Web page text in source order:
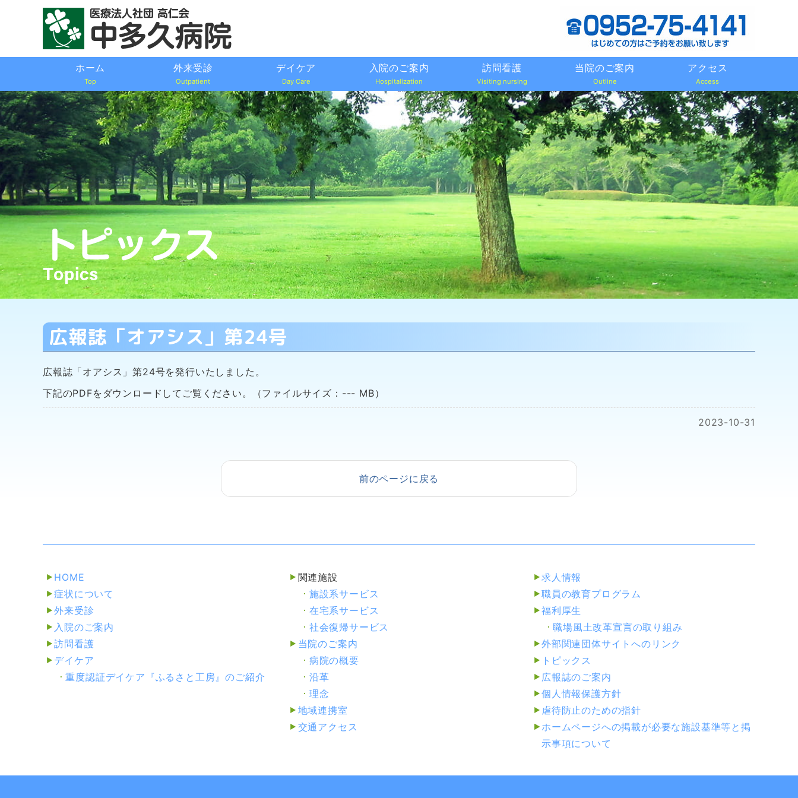
ホーム
Top
外来受診
Outpatient
デイケア
Day Care
入院のご案内
Hospitalization
訪問看護
Visiting nursing
当院のご案内
Outline
アクセス
Access
広報誌「オアシス」第24号
広報誌「オアシス」第24号を発行いたしました。
下記のPDFをダウンロードしてご覧ください。（ファイルサイズ：--- MB）
2023-10-31
前のページに戻る
HOME
症状について
外来受診
入院のご案内
訪問看護
デイケア
重度認証デイケア『ふるさと工房』のご紹介
関連施設
施設系サービス
在宅系サービス
社会復帰サービス
当院のご案内
病院の概要
沿革
理念
地域連携室
交通アクセス
求人情報
職員の教育プログラム
福利厚生
職場風土改革宣言の取り組み
外部関連団体サイトへのリンク
トピックス
広報誌のご案内
個人情報保護方針
虐待防止のための指針
ホームページへの掲載が必要な施設基準等と掲
示事項について